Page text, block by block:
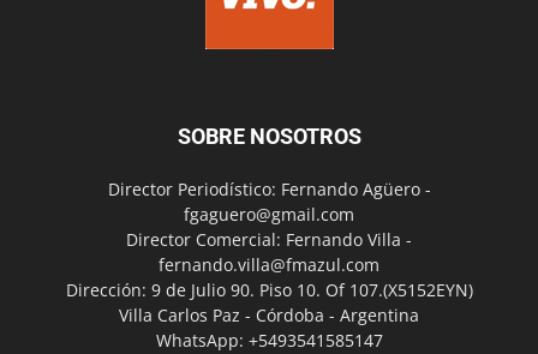
SOBRE NOSOTROS
Director Periodístico: Fernando Agüero -
fgaguero@gmail.com
Director Comercial: Fernando Villa -
fernando.villa@fmazul.com
Dirección: 9 de Julio 90. Piso 10. Of 107.(X5152EYN)
Villa Carlos Paz - Córdoba - Argentina
WhatsApp: +5493541585147